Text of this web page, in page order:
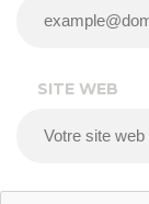
SITE WEB